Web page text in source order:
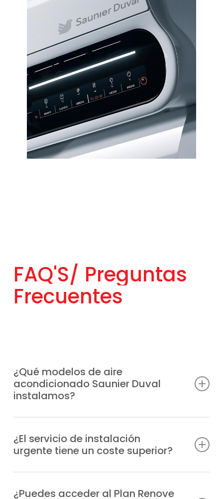
FAQ'S/ Preguntas
Frecuentes
¿Qué modelos de aire
acondicionado Saunier Duval
instalamos?
VivAir one SDHL1‑030 NW,
VivAir Lite SDHB1‑050,
SDH17‑035 NW, VivAir Lite Multisplit 2×1,
¿El servicio de instalación
urgente tiene un coste superior?
equipos de aire acondicionado en Torrejón
¿Puedes acceder al Plan Renove